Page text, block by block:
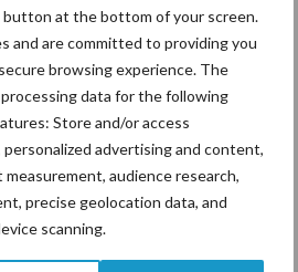
button at the bottom of your screen.
and are committed to providing you
browsing experience. The
data for the following
Store and/or access
advertising and content,
audience research,
precise geolocation data, and
scanning.
Bovendien was destijds de stroomprijs
rekenen en dan was LED-verlichting
de energieprijzen van toen zou ik ze
Inmiddels is de prijs voor
maar het blijft een goede
mooi. Het licht gaat automatisch
weer uit. Je hebt ook meer aan het
is het licht gericht op de
moet zijn.”